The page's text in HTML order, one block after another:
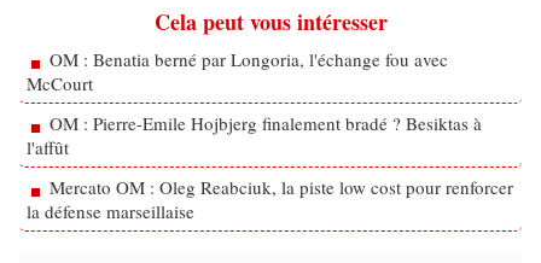
Cela peut vous intéresser
OM : Benatia berné par Longoria, l'échange fou avec
McCourt
OM : Pierre-Emile Hojbjerg finalement bradé ? Besiktas à
l'affût
Mercato OM : Oleg Reabciuk, la piste low cost pour renforcer
la défense marseillaise